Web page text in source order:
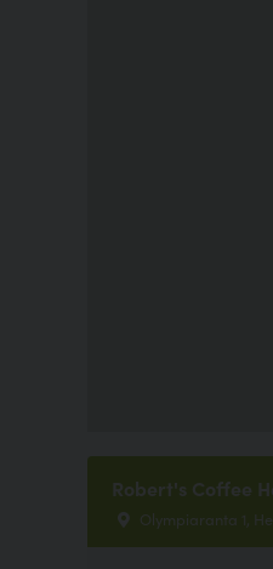
Robert's Coffee
Olympiaranta 1,